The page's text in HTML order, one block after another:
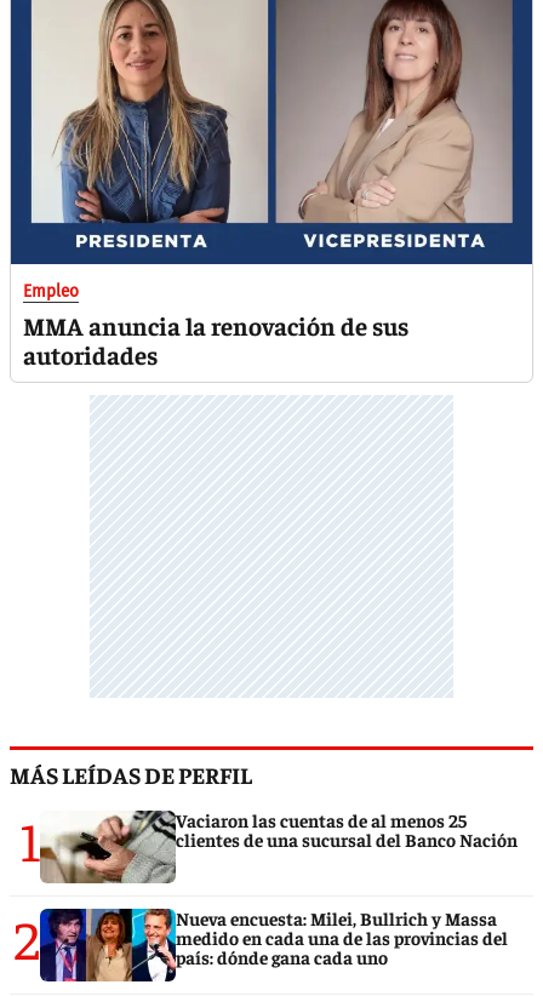
Empleo
MMA anuncia la renovación de sus
autoridades
MÁS LEÍDAS DE PERFIL
1
Vaciaron las cuentas de al menos 25
clientes de una sucursal del Banco Nación
2
Nueva encuesta: Milei, Bullrich y Massa
medido en cada una de las provincias del
país: dónde gana cada uno